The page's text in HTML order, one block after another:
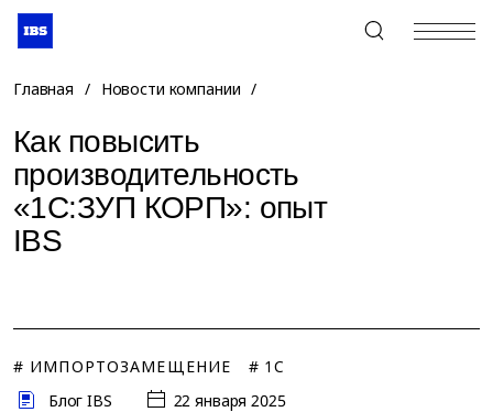
+7 (495) 967-80-80
Главная / Новости компании /
Как повысить
производительность
«1С:ЗУП КОРП»: опыт
IBS
# ИМПОРТОЗАМЕЩЕНИЕ
# 1C
Блог IBS
22 января 2025